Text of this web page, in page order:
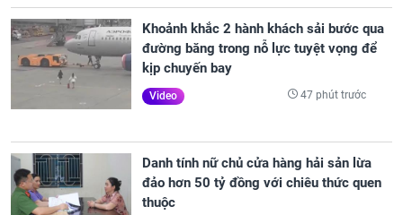
Khoảnh khắc 2 hành khách sải bước qua
đường băng trong nỗ lực tuyệt vọng để
kịp chuyến bay
Video 47 phút trước
Danh tính nữ chủ cửa hàng hải sản lừa
đảo hơn 50 tỷ đồng với chiêu thức quen
thuộc